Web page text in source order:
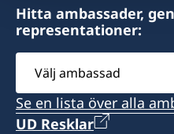
Bodi Tower 1201,
Sukhbaatar Square,
Ulan Bator, Mongolia
Måndag till fredag, kl.
Konsul
Hitta ambassader,
representationer:
Välj
ambassad
Se en lista över alla
UD Resklar